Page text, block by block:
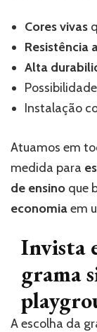
Cores vivas
Resistência
Alta
Instalação
Atuamos em
medida para
de ensino que
economiaem
Invista
grama
A escolha da